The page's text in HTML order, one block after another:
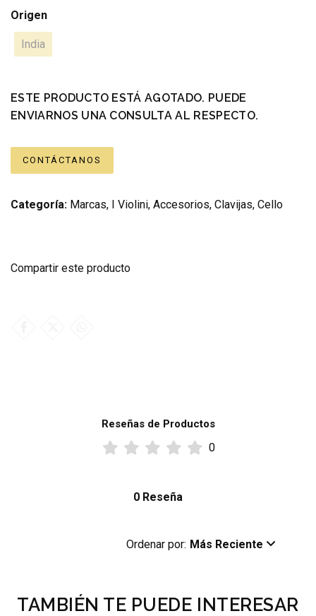
Origen
India
ESTE PRODUCTO ESTÁ AGOTADO. PUEDE
ENVIARNOS UNA CONSULTA AL RESPECTO.
CONTÁCTANOS
Categoría: Marcas, I Violini, Accesorios, Clavijas, Cello
Compartir este producto
Reseñas de Productos
0
0 Reseña
Ordenar por: Más Reciente
TAMBIÉN TE PUEDE INTERESAR